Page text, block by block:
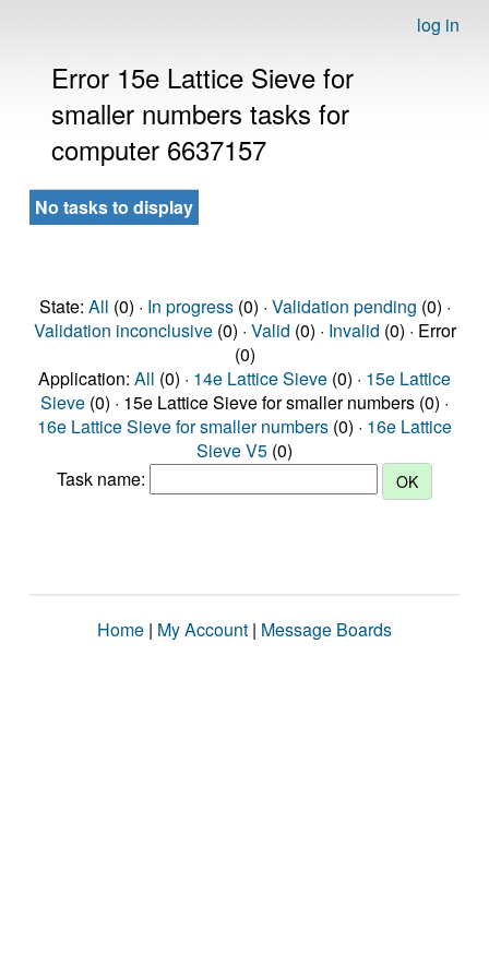
log in
Error 15e Lattice Sieve for
smaller numbers tasks for
computer 6637157
No tasks to display
State: All (0) · In progress(0) · Validation pending (0) ·
Validation inconclusive(0) · Valid (0) · Invalid (0) · Error
(0)
Application: All (0) · 14e Lattice Sieve (0) · 15e Lattice
Sieve (0) · 15e Lattice Sieve for smaller numbers (0) ·
16e Lattice Sieve for smaller numbers (0) · 16e Lattice
Sieve V5 (0)
Task name:
Home | My Account | Message Boards